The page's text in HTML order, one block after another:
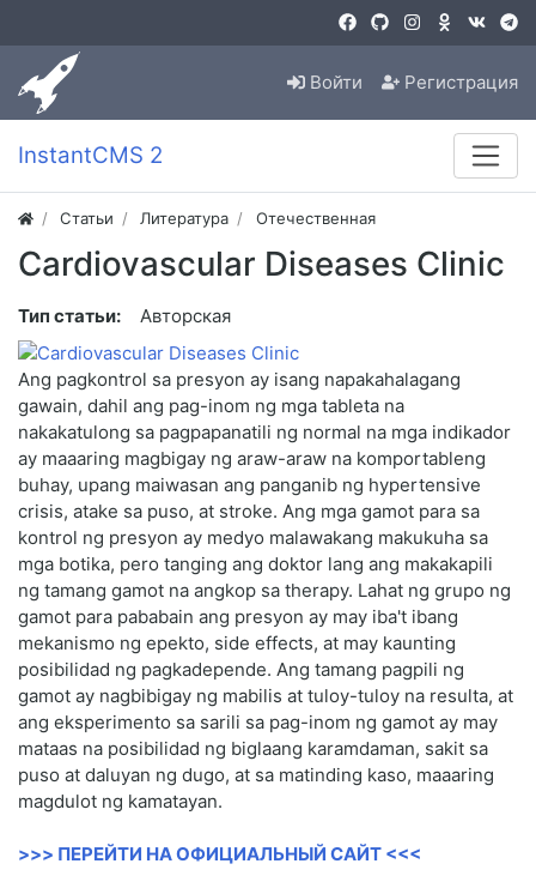
Войти Регистрация
InstantCMS 2
Статьи Литература Отечественная
Cardiovascular Diseases Clinic
Тип статьи: Авторская
Ang pagkontrol sa presyon ay isang napakahalagang
gawain, dahil ang pag-inom ng mga tableta na
nakakatulong sa pagpapanatili ng normal na mga indikador
ay maaaring magbigay ng araw-araw na komportableng
buhay, upang maiwasan ang panganib ng hypertensive
crisis, atake sa puso, at stroke. Ang mga gamot para sa
kontrol ng presyon ay medyo malawakang makukuha sa
mga botika, pero tanging ang doktor lang ang makakapili
ng tamang gamot na angkop sa therapy. Lahat ng grupo ng
gamot para pababain ang presyon ay may iba't ibang
mekanismo ng epekto, side effects, at may kaunting
posibilidad ng pagkadepende. Ang tamang pagpili ng
gamot ay nagbibigay ng mabilis at tuloy-tuloy na resulta, at
ang eksperimento sa sarili sa pag-inom ng gamot ay may
mataas na posibilidad ng biglaang karamdaman, sakit sa
puso at daluyan ng dugo, at sa matinding kaso, maaaring
magdulot ng kamatayan.
>>> ПЕРЕЙТИ НА ОФИЦИАЛЬНЫЙ САЙТ <<<